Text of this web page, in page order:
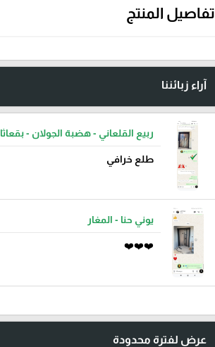
تفاصيل المنتج
آراء زبائننا
ربيع القلعاني - هضبة الجولان - بقعاثا
طلع خرافي
يوني حنا - المغار
❤️❤️❤️
عرض لفترة محدودة